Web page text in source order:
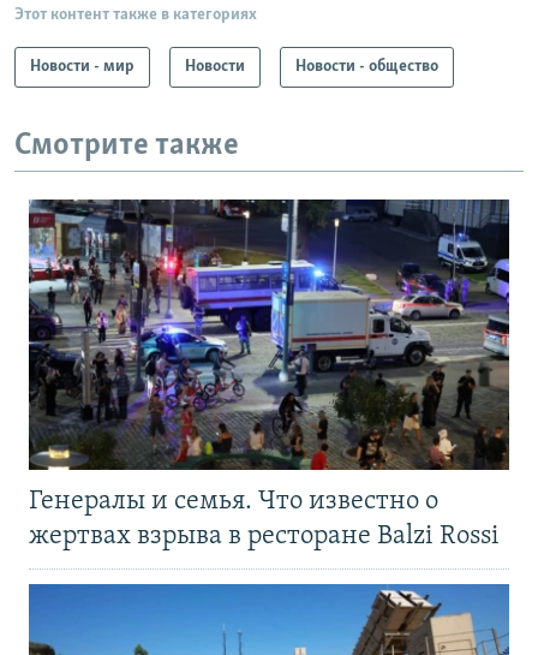
Этот контент также в категориях
Новости - мир Новости Новости - общество
Смотрите также
Генералы и семья. Что известно о
жертвах взрыва в ресторане Balzi Rossi